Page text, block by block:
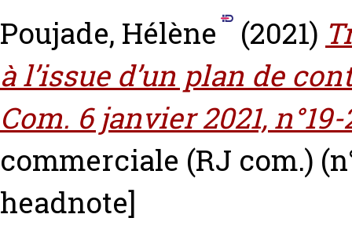
Poujade, Hélène
(2021)
à l’issue d’un plan de
Com. 6 janvier 2021, n°19-
commerciale (RJ com.)
headnote]